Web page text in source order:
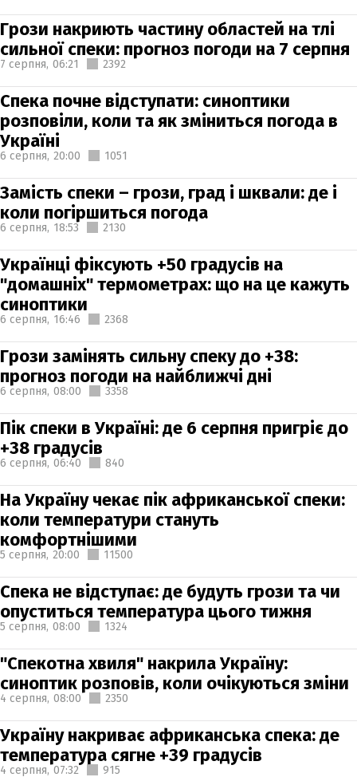
Грози накриють частину областей на тлі
сильної спеки: прогноз погоди на 7 серпня
7 серпня, 06:21 2392
Спека почне відступати: синоптики
розповіли, коли та як зміниться погода в
Україні
6 серпня, 20:00 1051
Замість спеки – грози, град і шквали: де і
коли погіршиться погода
6 серпня, 18:53 2130
Українці фіксують +50 градусів на
"домашніх" термометрах: що на це кажуть
синоптики
6 серпня, 16:46 2368
Грози замінять сильну спеку до +38:
прогноз погоди на найближчі дні
6 серпня, 08:00 3358
Пік спеки в Україні: де 6 серпня пригріє до
+38 градусів
6 серпня, 06:40 840
На Україну чекає пік африканської спеки:
коли температури стануть
комфортнішими
5 серпня, 20:00 11500
Спека не відступає: де будуть грози та чи
опуститься температура цього тижня
5 серпня, 08:00 1324
"Спекотна хвиля" накрила Україну:
синоптик розповів, коли очікуються зміни
4 серпня, 08:00 2350
Україну накриває африканська спека: де
температура сягне +39 градусів
4 серпня, 07:32 915